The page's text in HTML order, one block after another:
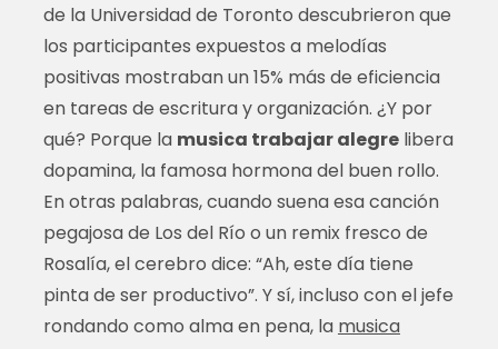
de la Universidad de Toronto descubrieron que
los participantes expuestos a melodías
positivas mostraban un 15% más de eficiencia
en tareas de escritura y organización. ¿Y por
qué? Porque la musica trabajar alegrelibera
dopamina, la famosa hormona del buen rollo.
En otras palabras, cuando suena esa canción
pegajosa de Los del Río o un remix fresco de
Rosalía, el cerebro dice: “Ah, este día tiene
pinta de ser productivo”. Y sí, incluso con el jefe
rondando como alma en pena, la musica